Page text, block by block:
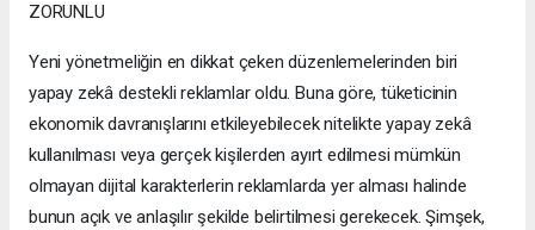
ZORUNLU
Yeni yönetmeliğin en dikkat çeken düzenlemelerinden biri
yapay zekâ destekli reklamlar oldu. Buna göre, tüketicinin
ekonomik davranışlarını etkileyebilecek nitelikte yapay zekâ
kullanılması veya gerçek kişilerden ayırt edilmesi mümkün
olmayan dijital karakterlerin reklamlarda yer alması halinde
bunun açık ve anlaşılır şekilde belirtilmesi gerekecek. Şimşek,